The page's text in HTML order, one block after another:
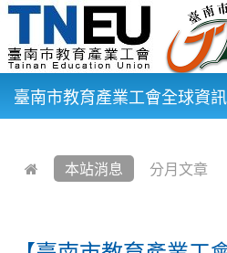
臺南市教育產業工會全球資
本站消息 分月文章